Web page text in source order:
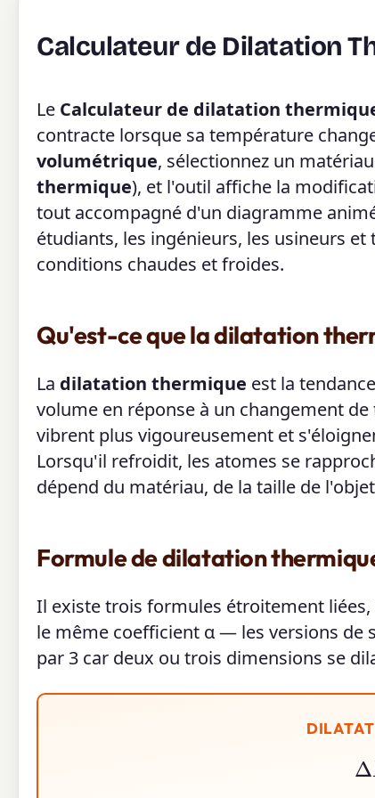
Calculateur de Dilatation
Le Calculateur de dilatation
contracte lorsque sa température
volumétrique, sélectionnez un
thermique), et l'outil affiche la
tout accompagné d'un diagramme
étudiants, les ingénieurs, les usineurs
conditions chaudes et froides.
Qu'est-ce que la dilatation
La dilatation thermique est la
volume en réponse à un changement
vibrent plus vigoureusement et
Lorsqu'il refroidit, les atomes se
dépend du matériau, de la taille de
Formule de dilatation
Il existe trois formules étroitement
le même coefficient α — les versions de
par 3 car deux ou trois dimensions se